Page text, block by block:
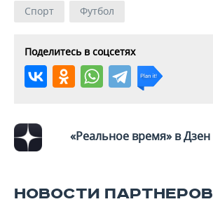
Спорт Футбол
Поделитесь в соцсетях
«Реальное время» в Дзен
НОВОСТИ ПАРТНЕРОВ